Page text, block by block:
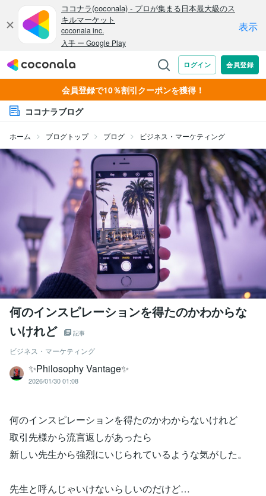
会員登録で10％割引クーポンを獲得！
ココナラブログ
ホーム ブログトップ ブログ ビジネス・マーケティング
何のインスピレーションを得たのかわからな
いけれど
記事
ビジネス・マーケティング
✨Philosophy Vantage✨
2026/01/30 01:08
何のインスピレーションを得たのかわからないけれど
取引先様から流言返しがあったら
新しい先生から強烈にいじられているような気がした。
先生と呼んじゃいけないらしいのだけど…